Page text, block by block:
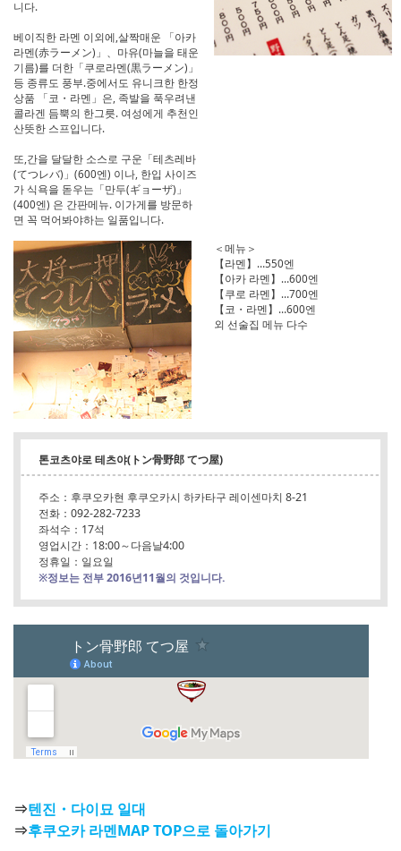
니다.
베이직한 라멘 이외에,살짝매운 「아카
라멘(赤ラーメン)」、마유(마늘을 태운
기름)를 더한「쿠로라멘(黒ラーメン)」
등 종류도 풍부.중에서도 유니크한 한정
상품 「코・라멘」은, 족발을 푹우려낸
콜라겐 듬뿍의 한그릇. 여성에게 추천인
산뜻한 스프입니다.
또,간을 달달한 소스로 구운「테츠레바
(てつレバ)」(600엔) 이나, 한입 사이즈
가 식욕을 돋우는「만두(ギョーザ)」
(400엔) 은 간판메뉴. 이가게를 방문하
면 꼭 먹어봐야하는 일품입니다.
＜메뉴＞
【라멘】…550엔
【아카 라멘】…600엔
【쿠로 라멘】…700엔
【코・라멘】…600엔
외 선술집 메뉴 다수
톤코츠야로 테츠야(トン骨野郎 てつ屋)
주소：후쿠오카현 후쿠오카시 하카타구 레이센마치 8-21
전화：092-282-7233
좌석수：17석
영업시간：18:00～다음날4:00
정휴일：일요일
※정보는 전부 2016년11월의 것입니다.
⇒텐진・다이묘 일대
⇒후쿠오카 라멘MAP TOP으로 돌아가기